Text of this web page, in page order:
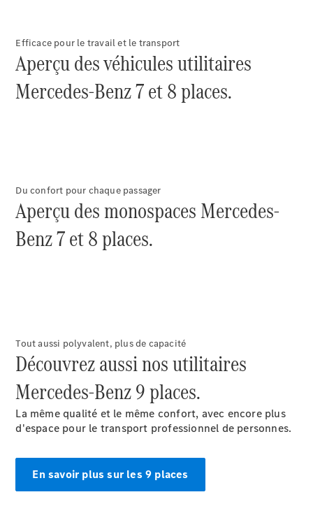
Vito Tourer
Configurateur
Mercedes-
Fourgon
Configurateur
Benz Store
Marco Polo
Efficace pour le travail et le transport
Aperçu des véhicules utilitaires
Mercedes-Benz 7 et 8 places.
Du confort pour chaque passager
Aperçu des monospaces Mercedes-
Benz 7 et 8 places.
Tout aussi polyvalent, plus de capacité
Découvrez aussi nos utilitaires
Mercedes-Benz 9 places.
La même qualité et le même confort, avec encore plus
d'espace pour le transport professionnel de personnes.
En savoir plus sur les 9 places